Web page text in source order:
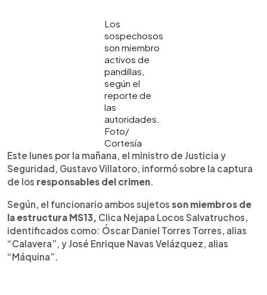
Los
sospechosos
son miembro
activos de
pandillas,
según el
reporte de
las
autoridades.
Foto/
Cortesía
Este lunes por la mañana, el ministro de Justicia y
Seguridad, Gustavo Villatoro, informó sobre la captura
de los responsables del crimen.
Según, el funcionario ambos sujetos son miembros de
la estructura MS13, Clica Nejapa Locos Salvatruchos,
identificados como: Óscar Daniel Torres Torres, alias
“Calavera”, y José Enrique Navas Velázquez, alias
“Máquina”.